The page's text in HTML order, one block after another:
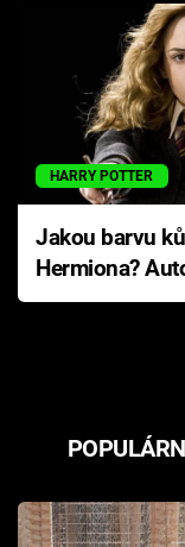
HARRY POTTER
Jakou barvu
Hermiona?
Pottera přišla